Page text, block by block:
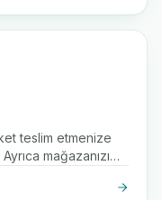
teslim etmenize
mağazanızı